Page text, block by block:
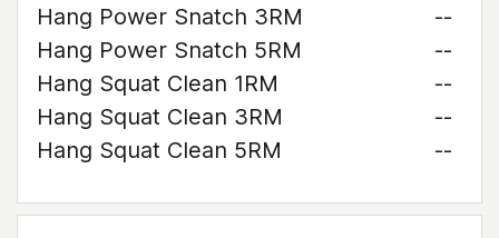
Hang Power Snatch 3RM
--
Hang Power Snatch 5RM
--
Hang Squat Clean 1RM
--
Hang Squat Clean 3RM
--
Hang Squat Clean 5RM
--